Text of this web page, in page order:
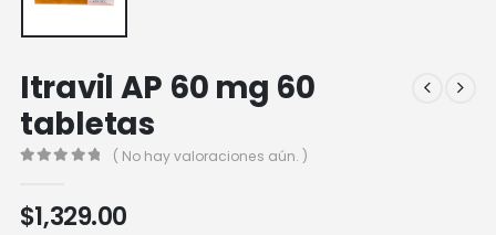
Itravil AP 60 mg 60
tabletas
( No hay valoraciones aún. )
$1,329.00